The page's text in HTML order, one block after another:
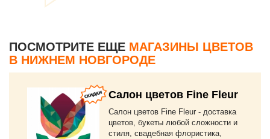
ПОСМОТРИТЕ ЕЩЕ МАГАЗИНЫ ЦВЕТОВ
В НИЖНЕМ НОВГОРОДЕ
Салон цветов Fine Fleur
Салон цветов Fine Fleur - доставка
цветов, букеты любой сложности и
стиля, свадебная флористика,